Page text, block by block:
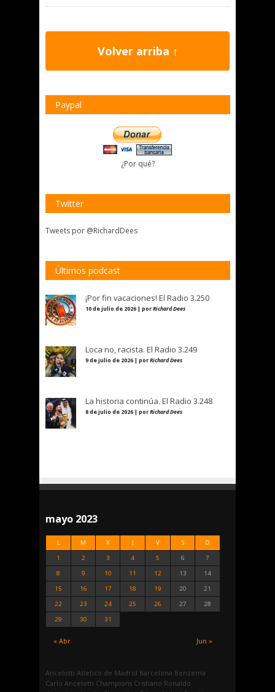
Volver arriba ↑
Paypal
¿Por qué?
Twitter
Tweets por @RichardDees
Últimos podcast
¡Por fin vacaciones! El Radio 3.250
10 de julio de 2026 | porRichard Dees
Loca no, racista. El Radio 3.249
9 de julio de 2026 | porRichard Dees
La historia continúa. El Radio 3.248
8 de julio de 2026 | porRichard Dees
mayo 2023
L M X J V S D
« Abr Jun »
1 2 3 4 5 6
7
8
9 10 11 12 13
14
15
16 17 18 19 20
21
22
23 24 25 26 27
28
29
30 31
Ancelotti Atletico de Madrid Barcelona Benzema
Carlo Ancelotti Champions Cristiano Ronaldo